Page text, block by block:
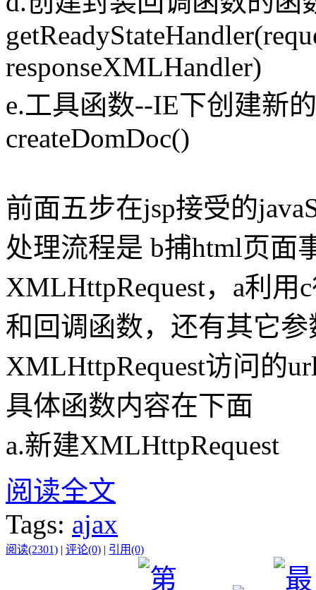
responseXMLHandler)
e.工具函数--IE下创建新
createDomDoc()
前面五步在jsp接受的
处理流程是 b捕html页面
XMLHttpRequest，a利用
和回调函数，还有其它
XMLHttpRequest访问的
具体函数内容在下面
a.新建XMLHttpRequest
阅读全文
Tags: ajax
阅读(2301) | 评论(0) | 引用(0)